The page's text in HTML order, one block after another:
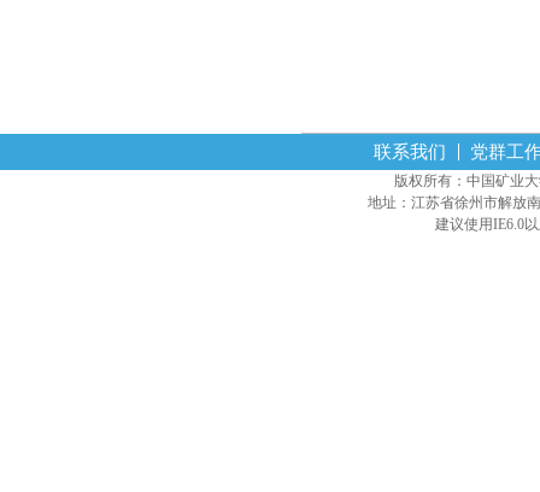
联系我们 党群工
版权所有：中国矿业
地址：江苏省徐州市解放
建议使用IE6.0